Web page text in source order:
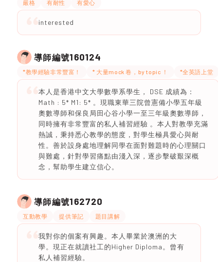
嚴格 有耐性 有愛心
interested
導師編號160124
*教學經驗非常豐富！ * 大量mock 卷，by topic ！ *全英語上堂
本人是香港中文大學數學系學生， DSE 成績為：
Math : 5* M1: 5* 。現職東華三院曾憲備小學五年級
奧數導師和保良局田心谷小學一至三年級奧數導師，
同時擁有非常豐富的私人補習經驗 。本人對教學充滿
熱誠，秉持悉心教學的態度，對學生極具愛心與耐
性。善於設身處地理解同學在面對難題時的心理關口
與難處，針對學習痛點由淺入深，逐步擊破艱深概
念，幫助學生建立信心。
導師編號162720
互動教學 提供筆記 題目講解
我對你的個案有興趣。本人畢業於澳洲的大
學。現正在就讀社工的Higher Diploma。曾有
私人補習經驗。